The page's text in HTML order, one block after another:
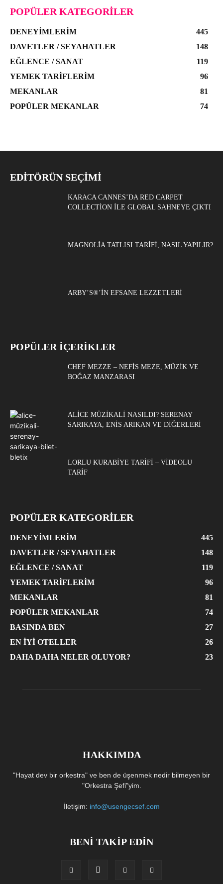
POPÜLER KATEGORILER
DENEYIMLERIM
445
DAVETLER / SEYAHATLER
148
EĞLENCE / SANAT
119
YEMEK TARIFLERIM
96
MEKANLAR
81
POPÜLER MEKANLAR
74
EDITÖRÜN SEÇIMI
KARACA CANNES’DA RED CARPET
COLLECTION ILE GLOBAL SAHNEYE ÇIKTI
MAGNOLIA TATLISI TARIFI, NASIL YAPILIR?
ARBY’S®’IN EFSANE LEZZETLERI
POPÜLER İÇERİKLER
CHEF MEZZE – NEFIS MEZE, MÜZIK VE
BOĞAZ MANZARASI
ALICE MÜZIKALI NASILDI? SERENAY
SARIKAYA, ENIS ARIKAN VE DIĞERLERI
LORLU KURABIYE TARIFI – VIDEOLU
TARIF
POPÜLER KATEGORİLER
DENEYIMLERIM
445
DAVETLER / SEYAHATLER
148
EĞLENCE / SANAT
119
YEMEK TARIFLERIM
96
MEKANLAR
81
POPÜLER MEKANLAR
74
BASINDA BEN
27
EN İYI OTELLER
26
DAHA DAHA NELER OLUYOR?
23
HAKKIMDA
"Hayat dev bir orkestra" ve ben de üşenmek nedir bilmeyen bir
"Orkestra Şefi"yim.
İletişim: info@usengecsef.com
BENİ TAKİP EDİN